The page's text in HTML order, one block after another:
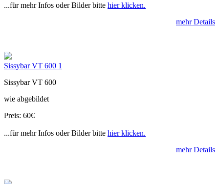
...für mehr Infos oder Bilder bitte hier klicken.
mehr Details
Sissybar VT 600 1
Sissybar VT 600
wie abgebildet
Preis: 60€
...für mehr Infos oder Bilder bitte hier klicken.
mehr Details